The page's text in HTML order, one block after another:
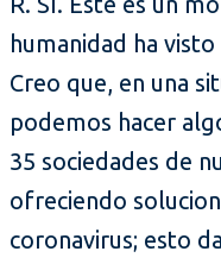
humanidad ha
Creo que, en una
podemos hacer
35 sociedades de
ofreciendo
coronavirus; esto